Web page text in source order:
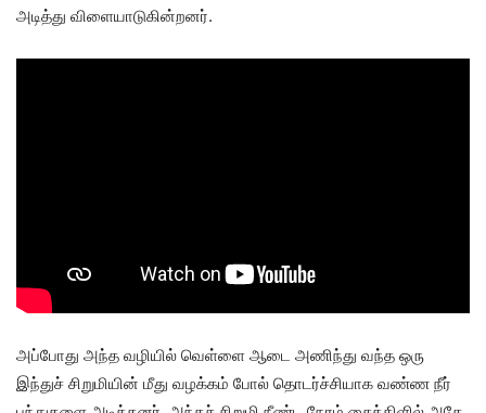
அடித்து விளையாடுகின்றனர்.
அப்போது அந்த வழியில் வெள்ளை ஆடை அணிந்து வந்த ஒரு
இந்துச் சிறுமியின் மீது வழக்கம் போல் தொடர்ச்சியாக வண்ண நீர்